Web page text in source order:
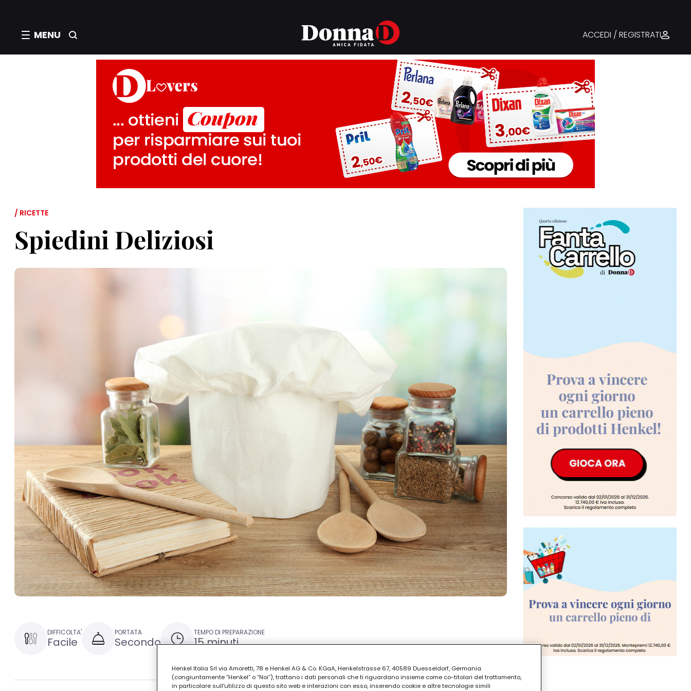
MENU ACCEDI / REGISTRATI
/ RICETTE
Spiedini Deliziosi
DIFFICOLTA'
Facile
PORTATA
Secondo
TEMPO DI PREPARAZIONE
15 minuti
Henkel Italia Srl via Amoretti, 78 e Henkel AG & Co. KGaA, Henkelstrasse 67, 40589 Duesseldorf, Germania
(congiuntamente “Henkel” o “Noi”), trattano i dati personali che ti riguardano insieme come co-titolari del trattamento,
in particolare sull'utilizzo di questo sito web e interazioni con esso, inserendo cookie e altre tecnologie simili